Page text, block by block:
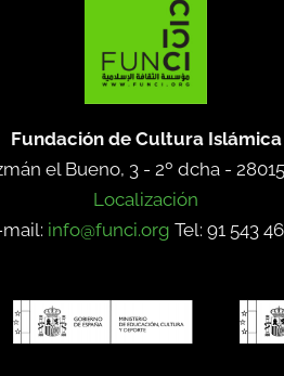
Fundación de Cultura Islámica
el Bueno, 3 - 2º dcha -
Localización
mail: info@funci.org Tel: 91 543